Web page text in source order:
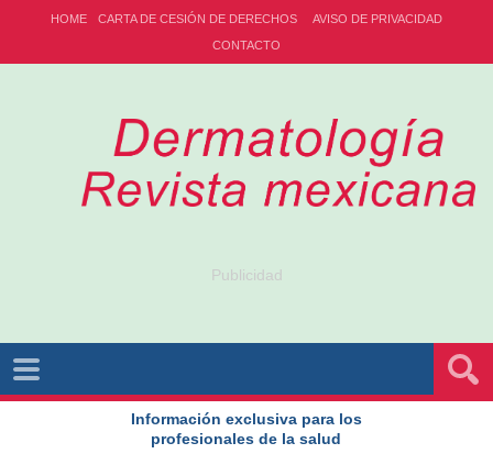
HOME CARTA DE CESIÓN DE DERECHOS
AVISO DE PRIVACIDAD
CONTACTO
Publicidad
Información exclusiva para los
profesionales de la salud